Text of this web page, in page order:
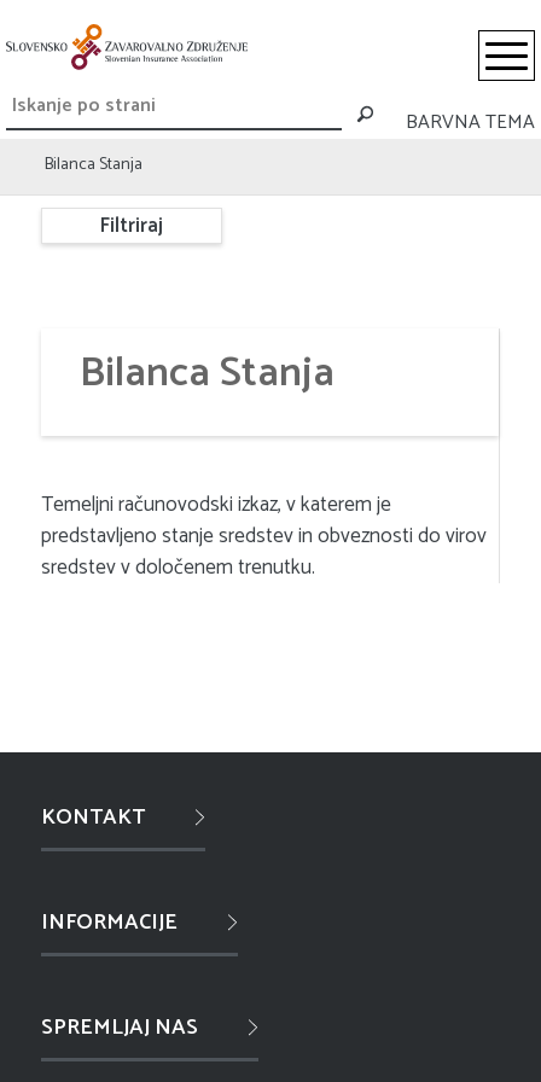
BARVNA TEMA
Bilanca Stanja
Filtriraj
Bilanca Stanja
Temeljni računovodski izkaz, v katerem je
predstavljeno stanje sredstev in obveznosti do virov
sredstev v določenem trenutku.
KONTAKT
INFORMACIJE
SPREMLJAJ NAS